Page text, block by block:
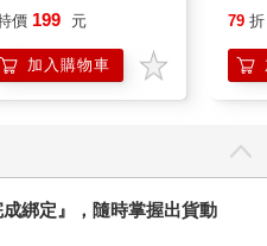
價 199 元
加入購物車
79 折
綁定』，隨時掌握出貨動